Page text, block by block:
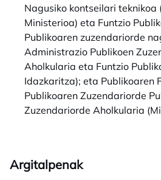
Nagusiko kontseilari teknikoa
Ministerioa) eta Funtzio
Publikoaren zuzendariorde
Administrazio Publikoen
Aholkularia eta Funtzio
Idazkaritza); eta Publikoaren
Publikoaren Zuzendariorde
Zuzendariorde Aholkularia
Argitalpenak